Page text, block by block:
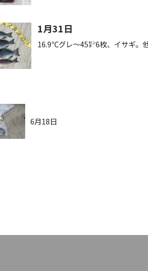
1月31日
16.9℃グレ〜45㌢6枚、イサギ。
6月18日